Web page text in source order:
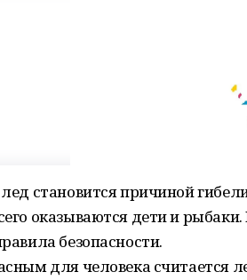
становится причиной
оказываются дети и
безопасности.
для человека считается